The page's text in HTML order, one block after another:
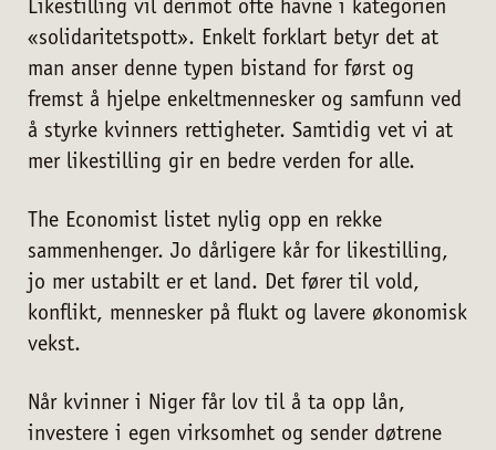
Likestilling vil derimot ofte havne i kategorien
«solidaritetspott». Enkelt forklart betyr det at
man anser denne typen bistand for først og
fremst å hjelpe enkeltmennesker og samfunn ved
å styrke kvinners rettigheter. Samtidig vet vi at
mer likestilling gir en bedre verden for alle.
The Economist listet nylig opp en rekke
sammenhenger. Jo dårligere kår for likestilling,
jo mer ustabilt er et land. Det fører til vold,
konflikt, mennesker på flukt og lavere økonomisk
vekst.
Når kvinner i Niger får lov til å ta opp lån,
investere i egen virksomhet og sender døtrene